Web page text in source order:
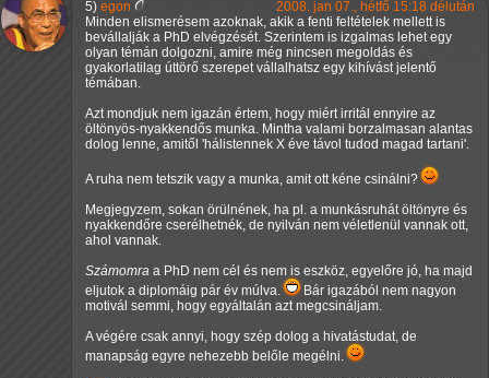
5) egon
2008. jan 07., hétfő 15:18 délután
Minden elismerésem azoknak, akik a fenti feltételek mellett is
bevállalják a PhD elvégzését. Szerintem is izgalmas lehet egy
olyan témán dolgozni, amire még nincsen megoldás és
gyakorlatilag úttörő szerepet vállalhatsz egy kihívást jelentő
témában.
Azt mondjuk nem igazán értem, hogy miért irritál ennyire az
öltönyös-nyakkendős munka. Mintha valami borzalmasan alantas
dolog lenne, amitől 'hálistennek X éve távol tudod magad tartani'.
A ruha nem tetszik vagy a munka, amit ott kéne csinálni?
Megjegyzem, sokan örülnének, ha pl. a munkásruhát öltönyre és
nyakkendőre cserélhetnék, de nyilván nem véletlenül vannak ott,
ahol vannak.
Számomra a PhD nem cél és nem is eszköz, egyelőre jó, ha majd
eljutok a diplomáig pár év múlva.
Bár igazából nem nagyon
motivál semmi, hogy egyáltalán azt megcsináljam.
A végére csak annyi, hogy szép dolog a hivatástudat, de
manapság egyre nehezebb belőle megélni.